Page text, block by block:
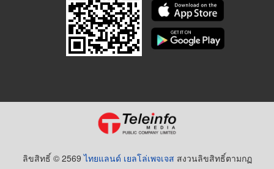
ลิขสิทธิ์ © 2569ไทยแลนด์ เยลโล่เพจเจส สงวนลิขสิทธิ์ตามกฏ